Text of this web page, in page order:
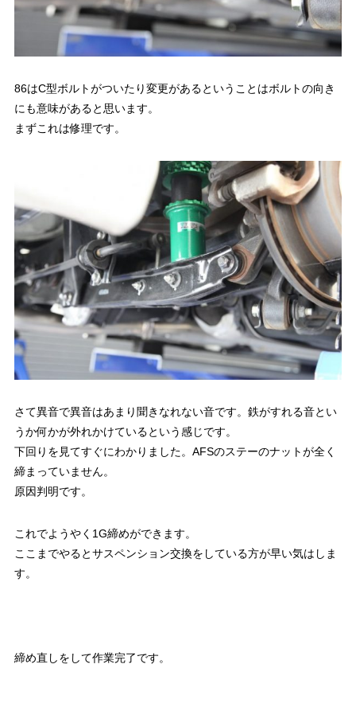
86はC型ボルトがついたり変更があるということはボルトの向き
にも意味があると思います。
まずこれは修理です。
さて異音で異音はあまり聞きなれない音です。鉄がすれる音とい
うか何かが外れかけているという感じです。
下回りを見てすぐにわかりました。AFSのステーのナットが全く
締まっていません。
原因判明です。
これでようやく1G締めができます。
ここまでやるとサスペンション交換をしている方が早い気はしま
す。
締め直しをして作業完了です。